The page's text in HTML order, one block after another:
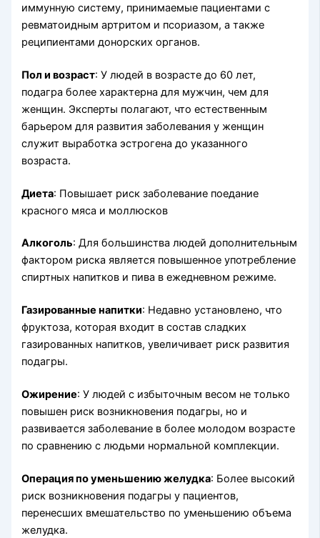
иммунную систему, принимаемые пациентами с
ревматоидным артритом и псориазом, а также
реципиентами донорских органов.
Пол и возраст: У людей в возрасте до 60 лет,
подагра более характерна для мужчин, чем для
женщин. Эксперты полагают, что естественным
барьером для развития заболевания у женщин
служит выработка эстрогена до указанного
возраста.
Диета: Повышает риск заболевание поедание
красного мяса и моллюсков
Алкоголь: Для большинства людей дополнительным
фактором риска является повышенное употребление
спиртных напитков и пива в ежедневном режиме.
Газированные напитки: Недавно установлено, что
фруктоза, которая входит в состав сладких
газированных напитков, увеличивает риск развития
подагры.
Ожирение: У людей с избыточным весом не только
повышен риск возникновения подагры, но и
развивается заболевание в более молодом возрасте
по сравнению с людьми нормальной комплекции.
Операция по уменьшению желудка: Более высокий
риск возникновения подагры у пациентов,
перенесших вмешательство по уменьшению объема
желудка.